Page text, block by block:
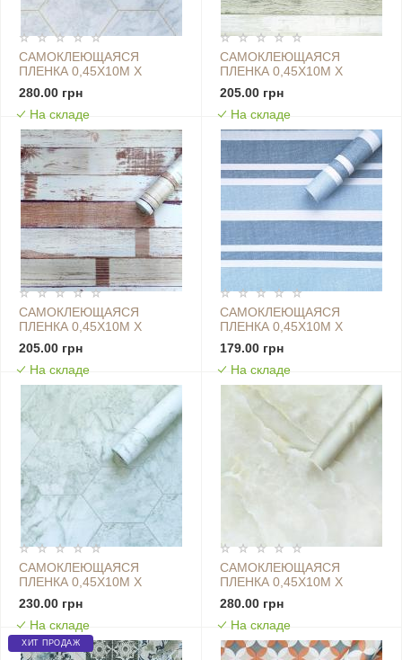
САМОКЛЕЮЩАЯСЯ
ПЛЕНКА 0,45Х10М Х
0,07ММ МАЛАХИТОВЫЙ
МРАМОР ЗОЛОТЫЕ СОТЫ
SW-00001214
280.00 грн
На складе
САМОКЛЕЮЩАЯСЯ
ПЛЕНКА 0,45Х10М Х
0,07ММ МОЛОДОЕ
ДЕРЕВО SW-00001267
205.00 грн
На складе
САМОКЛЕЮЩАЯСЯ
ПЛЕНКА 0,45Х10М Х
0,07ММ МОРКОВНАЯ SW-
00001266
205.00 грн
На складе
САМОКЛЕЮЩАЯСЯ
ПЛЕНКА 0,45Х10М Х
0,07ММ НЕБЕСНО-
ГОЛУБАЯ SW-00001216
179.00 грн
На складе
САМОКЛЕЮЩАЯСЯ
ПЛЕНКА 0,45Х10М Х
0,07ММ НЕФРИТОВЫЙ
МРАМОР СЕРЕБРЯННЫЕ
СОТЫ 0,45Х10М Х 0,07ММ
SW-00001215
230.00 грн
На складе
САМОКЛЕЮЩАЯСЯ
ПЛЕНКА 0,45Х10М Х
0,07ММ ОЛИВКОВЫЙ
МРАМОР SW-00001203
280.00 грн
На складе
ХИТ ПРОДАЖ